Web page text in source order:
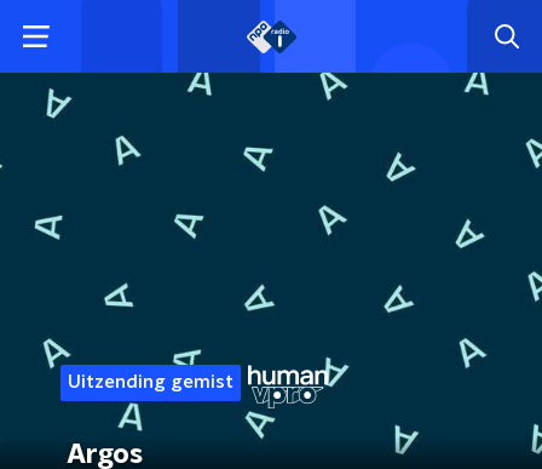
Uitzending gemist
Argos